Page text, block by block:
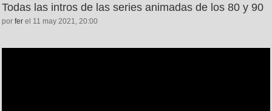
Todas las intros de las series animadas de los 80 y 90
por fer el 11 may 2021, 20:00